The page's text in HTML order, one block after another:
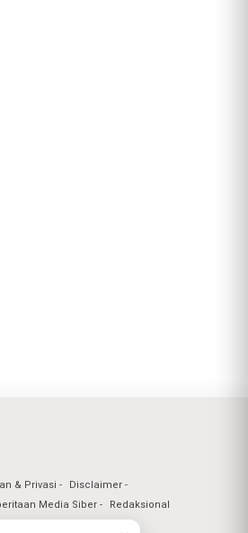
& Privasi
Disclaimer
Media Siber
Redaksional